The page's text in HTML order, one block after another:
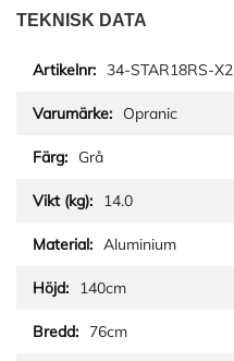
TEKNISK DATA
34-STAR18RS-X2
Opranic
Grå
14.0
Aluminium
140cm
76cm